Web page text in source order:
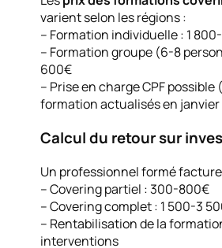
varient selon les régions :
– Formation individuelle : 1
– Formation groupe (6-8
600€
– Prise en charge CPF possible
formation actualisés en
Calcul du retour sur
Un professionnel formé
– Covering partiel : 300-800€
– Covering complet : 1 500-3
– Rentabilisation de la
interventions